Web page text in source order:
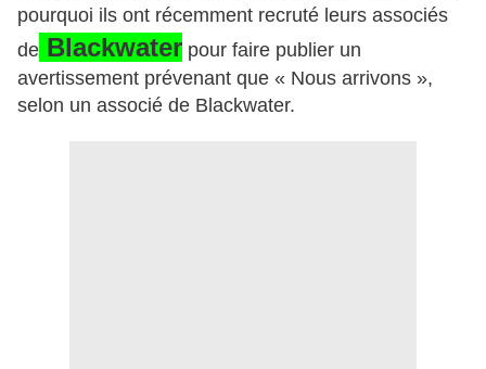
pourquoi ils ont récemment recruté leurs associés
de Blackwater pour faire publier un
avertissement prévenant que « Nous arrivons »,
selon un associé de Blackwater.